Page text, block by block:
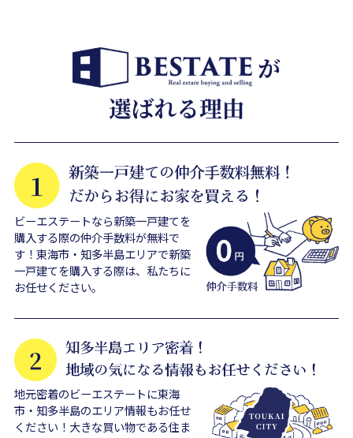
ビーエステートなら新築一戸建てを
購入する際の仲介手数料が無料で
す！東海市・知多半島エリアで新築
一戸建てを購入する際は、私たちに
お任せください。
地元密着のビーエステートに東海
市・知多半島のエリア情報もお任せ
ください！大きな買い物である住ま